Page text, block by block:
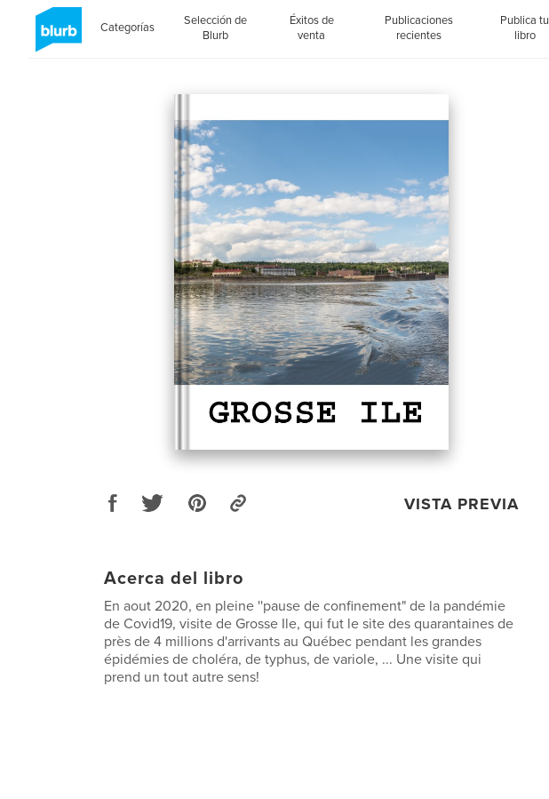
Categorías
Selección de
Blurb
Éxitos de
venta
Publicaciones
recientes
Publica tu
libro
VISTA PREVIA
Acerca del libro
En aout 2020, en pleine ''pause de confinement" de la pandémie
de Covid19, visite de Grosse Ile, qui fut le site des quarantaines de
près de 4 millions d'arrivants au Québec pendant les grandes
épidémies de choléra, de typhus, de variole, ... Une visite qui
prend un tout autre sens!